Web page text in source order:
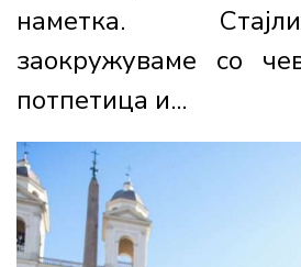
наметка.
заокружуваме со
потпетица и...